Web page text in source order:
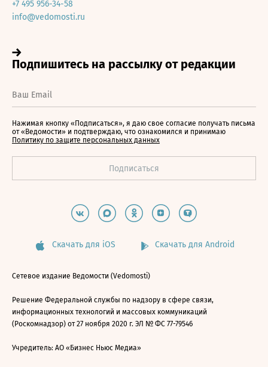
+7 495 956-34-58
info@vedomosti.ru
Нажимая кнопку «Подписаться», я даю свое согласие получать письма
от «Ведомости» и подтверждаю, что ознакомился и принимаю
Политику по защите персональных данных
Скачать для iOS Скачать для Android
Сетевое издание Ведомости (Vedomosti)
Решение Федеральной службы по надзору в сфере связи,
информационных технологий и массовых коммуникаций
(Роскомнадзор) от 27 ноября 2020 г. ЭЛ № ФС 77-79546
Учредитель: АО «Бизнес Ньюс Медиа»